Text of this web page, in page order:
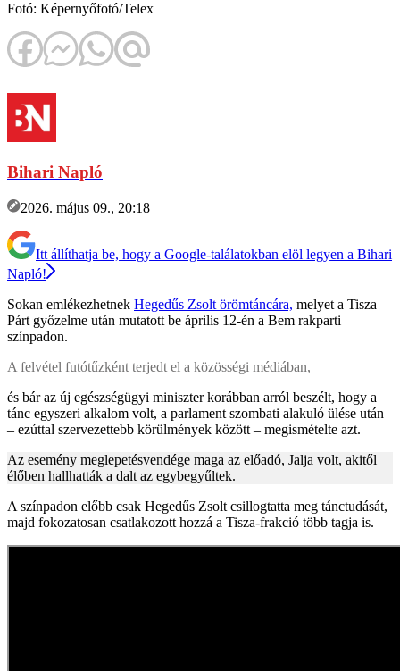
Fotó: Képernyőfotó/Telex
Bihari Napló
2026. május 09., 20:18
Itt állíthatja be, hogy a Google-találatokban elöl legyen a Bihari
Napló!
Sokan emlékezhetnek Hegedűs Zsolt örömtáncára, melyet a Tisza
Párt győzelme után mutatott be április 12-én a Bem rakparti
színpadon.
A felvétel futótűzként terjedt el a közösségi médiában,
és bár az új egészségügyi miniszter korábban arról beszélt, hogy a
tánc egyszeri alkalom volt, a parlament szombati alakuló ülése után
– ezúttal szervezettebb körülmények között – megismételte azt.
Az esemény meglepetésvendége maga az előadó, Jalja volt, akitől
élőben hallhatták a dalt az egybegyűltek.
A színpadon előbb csak Hegedűs Zsolt csillogtatta meg tánctudását,
majd fokozatosan csatlakozott hozzá a Tisza-frakció több tagja is.